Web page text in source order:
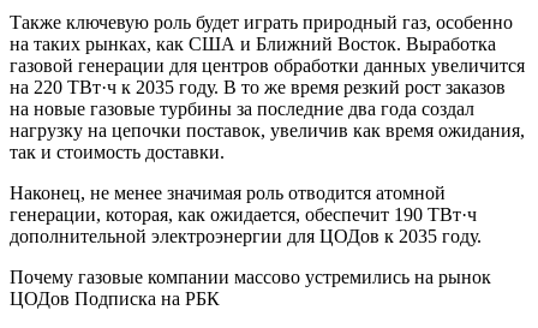
Также ключевую роль будет играть природный газ, особенно
на таких рынках, как США и Ближний Восток. Выработка
газовой генерации для центров обработки данных увеличится
на 220 ТВт·ч к 2035 году. В то же время резкий рост заказов
на новые газовые турбины за последние два года создал
нагрузку на цепочки поставок, увеличив как время ожидания,
так и стоимость доставки.
Наконец, не менее значимая роль отводится атомной
генерации, которая, как ожидается, обеспечит 190 ТВт·ч
дополнительной электроэнергии для ЦОДов к 2035 году.
Почему газовые компании массово устремились на рынок
ЦОДов Подписка на РБК